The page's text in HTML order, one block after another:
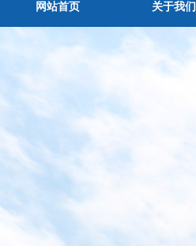
网站首页 关于我们